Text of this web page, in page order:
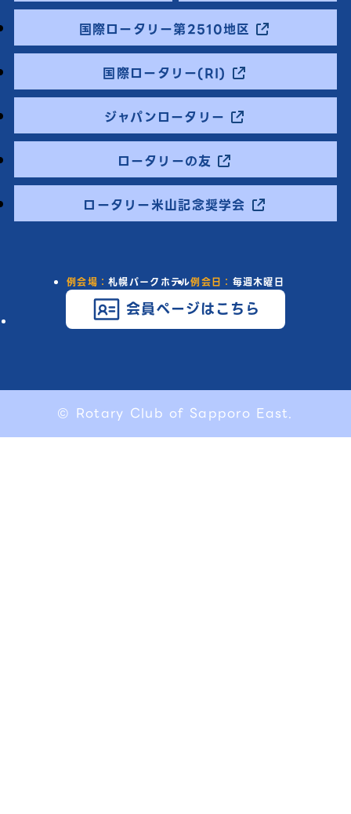
国際ロータリー第2510地区
国際ロータリー(RI)
ジャパンロータリー
ロータリーの友
ロータリー米山記念奨学会
例会場：札幌パークホテル例会日： 毎週木曜日
会員ページはこちら
© Rotary Club of Sapporo East.